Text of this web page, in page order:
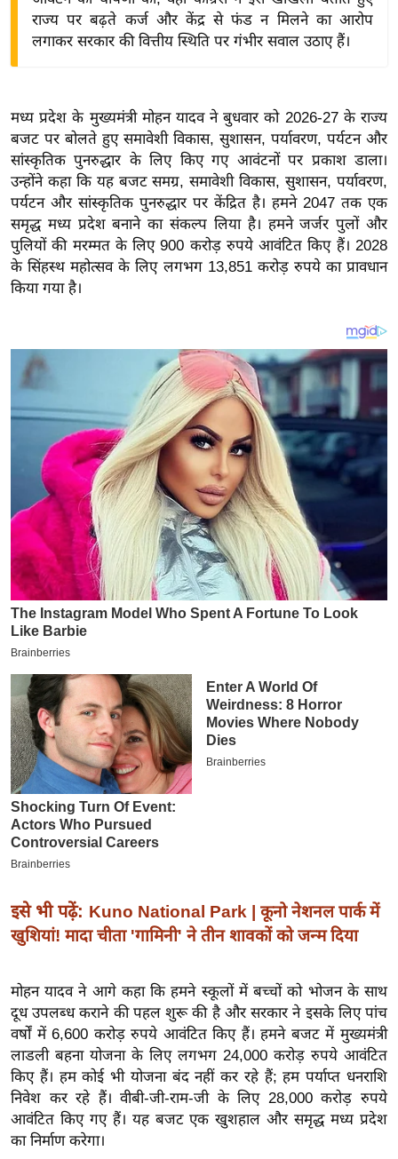
द्यो
वि
शे
ष
ज्ञ
रा
य
ब
ज
खे
ल
क्रि
के
L
0
2
6
क्रा
इ
म
ई
-
पे
प
र
मि
सा
बे
मि
ल
श
ख्सि
य
त
यं
ग
राज्य पर बढ़ते कर्ज और केंद्र से फंड न मिलने का आरोप
लगाकर सरकार की वित्तीय स्थिति पर गंभीर सवाल उठाए हैं।
मध्य प्रदेश के मुख्यमंत्री मोहन यादव ने बुधवार को 2026-27 के राज्य
बजट पर बोलते हुए समावेशी विकास, सुशासन, पर्यावरण, पर्यटन और
सांस्कृतिक पुनरुद्धार के लिए किए गए आवंटनों पर प्रकाश डाला।
उन्होंने कहा कि यह बजट समग्र, समावेशी विकास, सुशासन, पर्यावरण,
पर्यटन और सांस्कृतिक पुनरुद्धार पर केंद्रित है। हमने 2047 तक एक
समृद्ध मध्य प्रदेश बनाने का संकल्प लिया है। हमने जर्जर पुलों और
पुलियों की मरम्मत के लिए 900 करोड़ रुपये आवंटित किए हैं। 2028
के सिंहस्थ महोत्सव के लिए लगभग 13,851 करोड़ रुपये का प्रावधान
किया गया है।
इसे भी पढ़ें: Kuno National Park | कूनो नेशनल पार्क में
खुशियां! मादा चीता 'गामिनी' ने तीन शावकों को जन्म दिया
मोहन यादव ने आगे कहा कि हमने स्कूलों में बच्चों को भोजन के साथ
दूध उपलब्ध कराने की पहल शुरू की है और सरकार ने इसके लिए पांच
वर्षों में 6,600 करोड़ रुपये आवंटित किए हैं। हमने बजट में मुख्यमंत्री
लाडली बहना योजना के लिए लगभग 24,000 करोड़ रुपये आवंटित
किए हैं। हम कोई भी योजना बंद नहीं कर रहे हैं; हम पर्याप्त धनराशि
निवेश कर रहे हैं। वीबी-जी-राम-जी के लिए 28,000 करोड़ रुपये
आवंटित किए गए हैं। यह बजट एक खुशहाल और समृद्ध मध्य प्रदेश
का निर्माण करेगा।